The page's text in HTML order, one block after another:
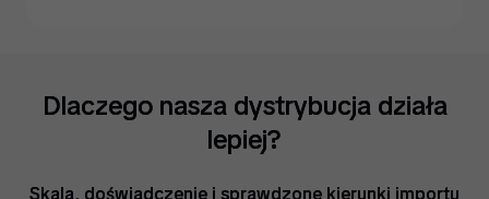
Dlaczego nasza dystrybucja działa
lepiej?
Skala, doświadczenie i sprawdzone kierunki importu